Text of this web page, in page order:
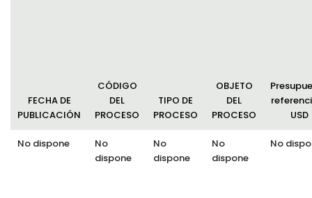
Plan Anual Contratación - PAC
Plan Operativo Anual - POA
Convenios Institucionales
FECHA DE
PUBLICACIÓN
CÓDIGO
DEL
PROCESO
TIPO DE
PROCESO
OBJETO
DEL
PROCESO
USD
No dispone
No
dispone
No
dispone
No
dispone
No